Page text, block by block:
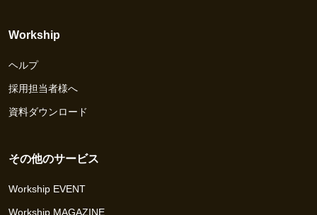
Workship
ヘルプ
採用担当者様へ
資料ダウンロード
その他のサービス
Workship EVENT
Workship MAGAZINE